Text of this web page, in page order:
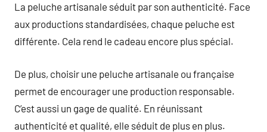
La peluche artisanale séduit par son authenticité. Face
aux productions standardisées, chaque peluche est
différente. Cela rend le cadeau encore plus spécial.
De plus, choisir une peluche artisanale ou française
permet de encourager une production responsable.
C’est aussi un gage de qualité. En réunissant
authenticité et qualité, elle séduit de plus en plus.